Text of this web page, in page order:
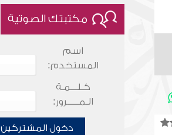
مكتبتك الصوتية
اسم
المستخدم:
كـلـــمـة
الـمـــــرور:
دخول المشتركين